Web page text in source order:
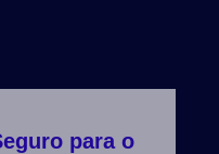
para o